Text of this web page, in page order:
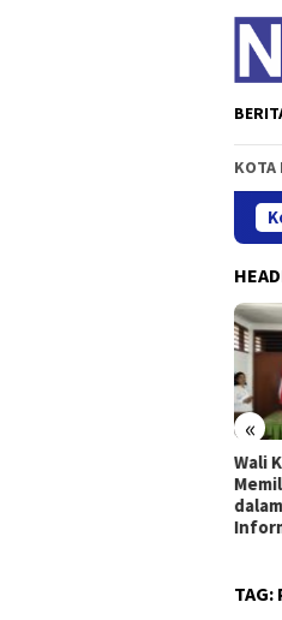
KOTA
POJK Nomor 8 Tahun 2026,
«
Wali
TAG: